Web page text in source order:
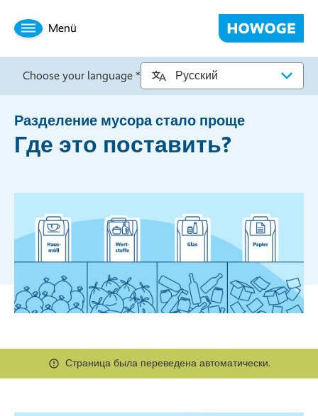
Menü
Choose your language *
Разделение мусора стало проще
Где это поставить?
Страница была переведена автоматически.